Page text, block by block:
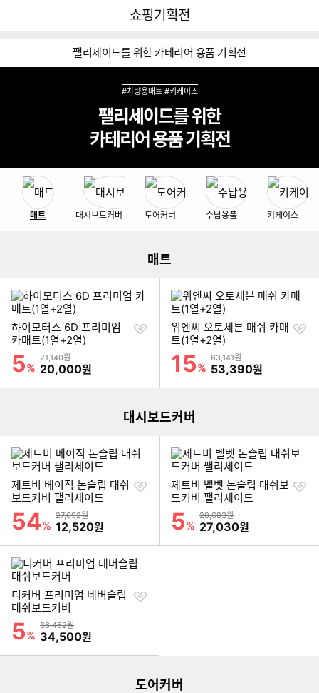
다나와
쇼핑기획전
팰리세이드를 위한 카테리어 용품 기획전
#차량용매트 #키케이스
팰리세이드를 위한
카테리어 용품 기획전
매트 대시보드커버 도어커버 수납용품 키케이스
매트
하이모터스 6D 프리미엄
카매트(1열+2열)
할인률
5%
상품금액
21,140원
할인금액
20,000원
찜
위엔씨 오토세븐 매쉬 카매
트(1열+2열)
할인률
15%
상품금액
63,141원
할인금액
53,390원
찜
대시보드커버
제트비 베이직 논슬립 대쉬
보드커버 팰리세이드
할인률
54%
상품금액
27,692원
할인금액
12,520원
찜
제트비 벨벳 논슬립 대쉬보
드커버 팰리세이드
할인률
5%
상품금액
28,683원
할인금액
27,030원
찜
디커버 프리미엄 네버슬립
대쉬보드커버
할인률
5%
상품금액
36,462원
할인금액
34,500원
찜
도어커버